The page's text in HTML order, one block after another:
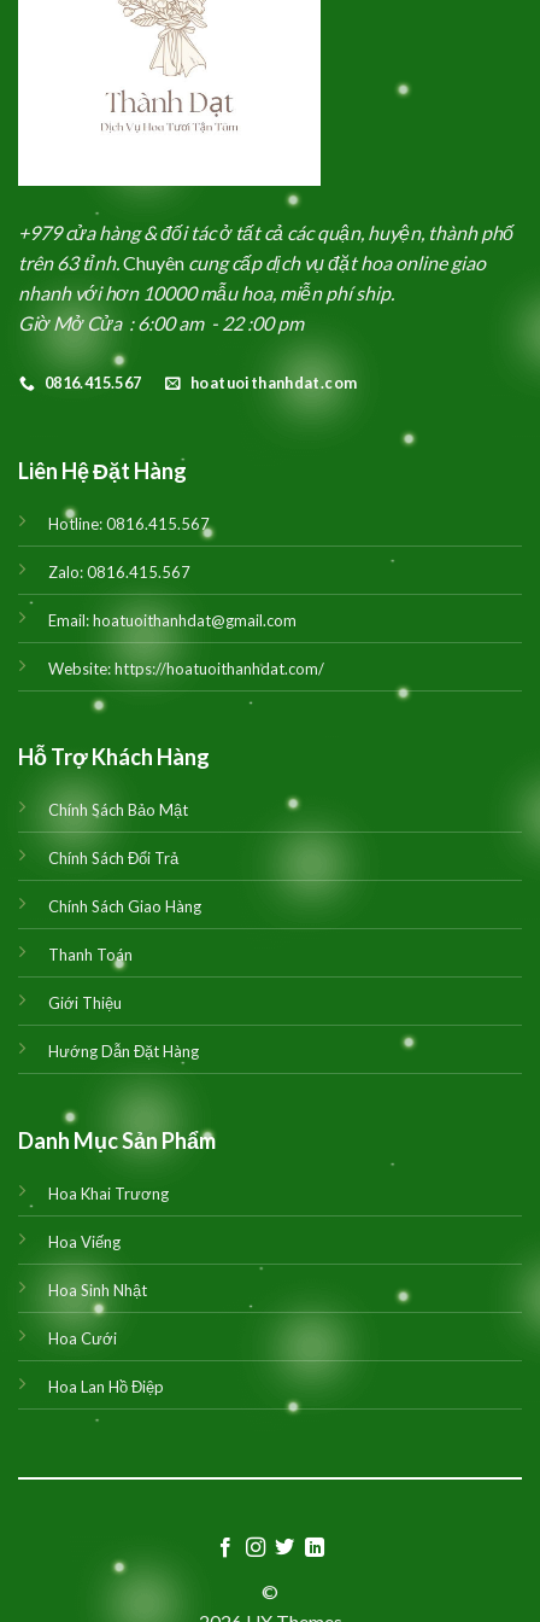
+979 cửa hàng & đối tác ở tất cả các quận, huyện, thành phố
trên 63 tỉnh.Chuyên cung cấp dịch vụ đặt hoa online giao
nhanh với hơn 10000 mẫu hoa, miễn phí ship.
Giờ Mở Cửa : 6:00 am - 22 :00 pm
0816.415.567 hoatuoithanhdat.com
Liên Hệ Đặt Hàng
Hotline:0816.415.567
Zalo:0816.415.567
Email:hoatuoithanhdat@gmail.com
Website:https://hoatuoithanhdat.com/
Hỗ Trợ Khách Hàng
Chính Sách Bảo Mật
Chính Sách Đổi Trả
Chính Sách Giao Hàng
Thanh Toán
Giới Thiệu
Hướng Dẫn Đặt Hàng
Danh Mục Sản Phẩm
Hoa Khai Trương
Hoa Viếng
Hoa Sinh Nhật
Hoa Cưới
Hoa Lan Hồ Điệp
©